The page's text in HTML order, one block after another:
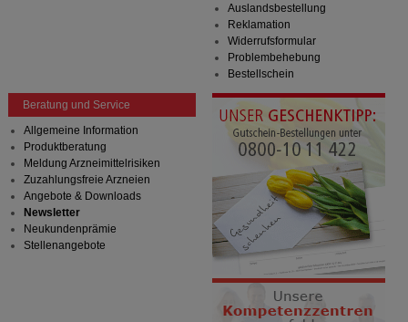
Auslandsbestellung
Reklamation
Widerrufsformular
Problembehebung
Bestellschein
Beratung und Service
Allgemeine Information
Produktberatung
Meldung Arzneimittelrisiken
Zuzahlungsfreie Arzneien
Angebote & Downloads
Newsletter
Neukundenprämie
Stellenangebote